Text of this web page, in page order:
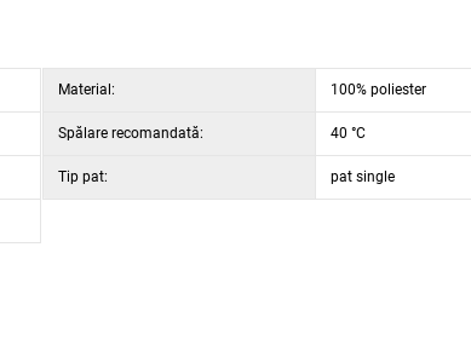
Material: 100% poliester
Spălare recomandată: 40 °C
Tip pat: pat single